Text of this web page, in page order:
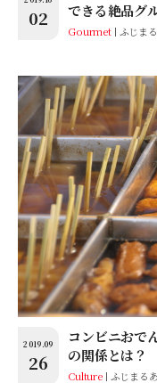
02
できる絶品グ
Gourmet ふじま
2019.09
26
コンビニおで
の関係とは？
Culture ふじまる